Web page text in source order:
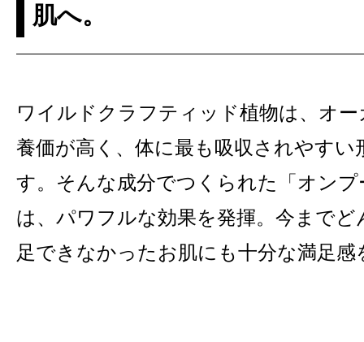
肌へ。
ワイルドクラフティッド植物は、オ
養価が高く、体に最も吸収されやす
す。そんな成分でつくられた「オン
は、パワフルな効果を発揮。今まで
足できなかったお肌にも十分な満足